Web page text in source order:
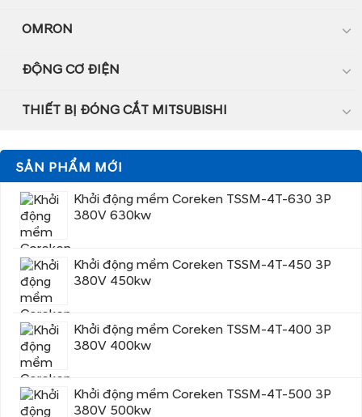
OMRON
ĐỘNG CƠ ĐIỆN
THIẾT BỊ ĐÓNG CẮT MITSUBISHI
SẢN PHẨM MỚI
Khởi động mềm Coreken TSSM-4T-630 3P
380V 630kw
Khởi động mềm Coreken TSSM-4T-450 3P
380V 450kw
Khởi động mềm Coreken TSSM-4T-400 3P
380V 400kw
Khởi động mềm Coreken TSSM-4T-500 3P
380V 500kw